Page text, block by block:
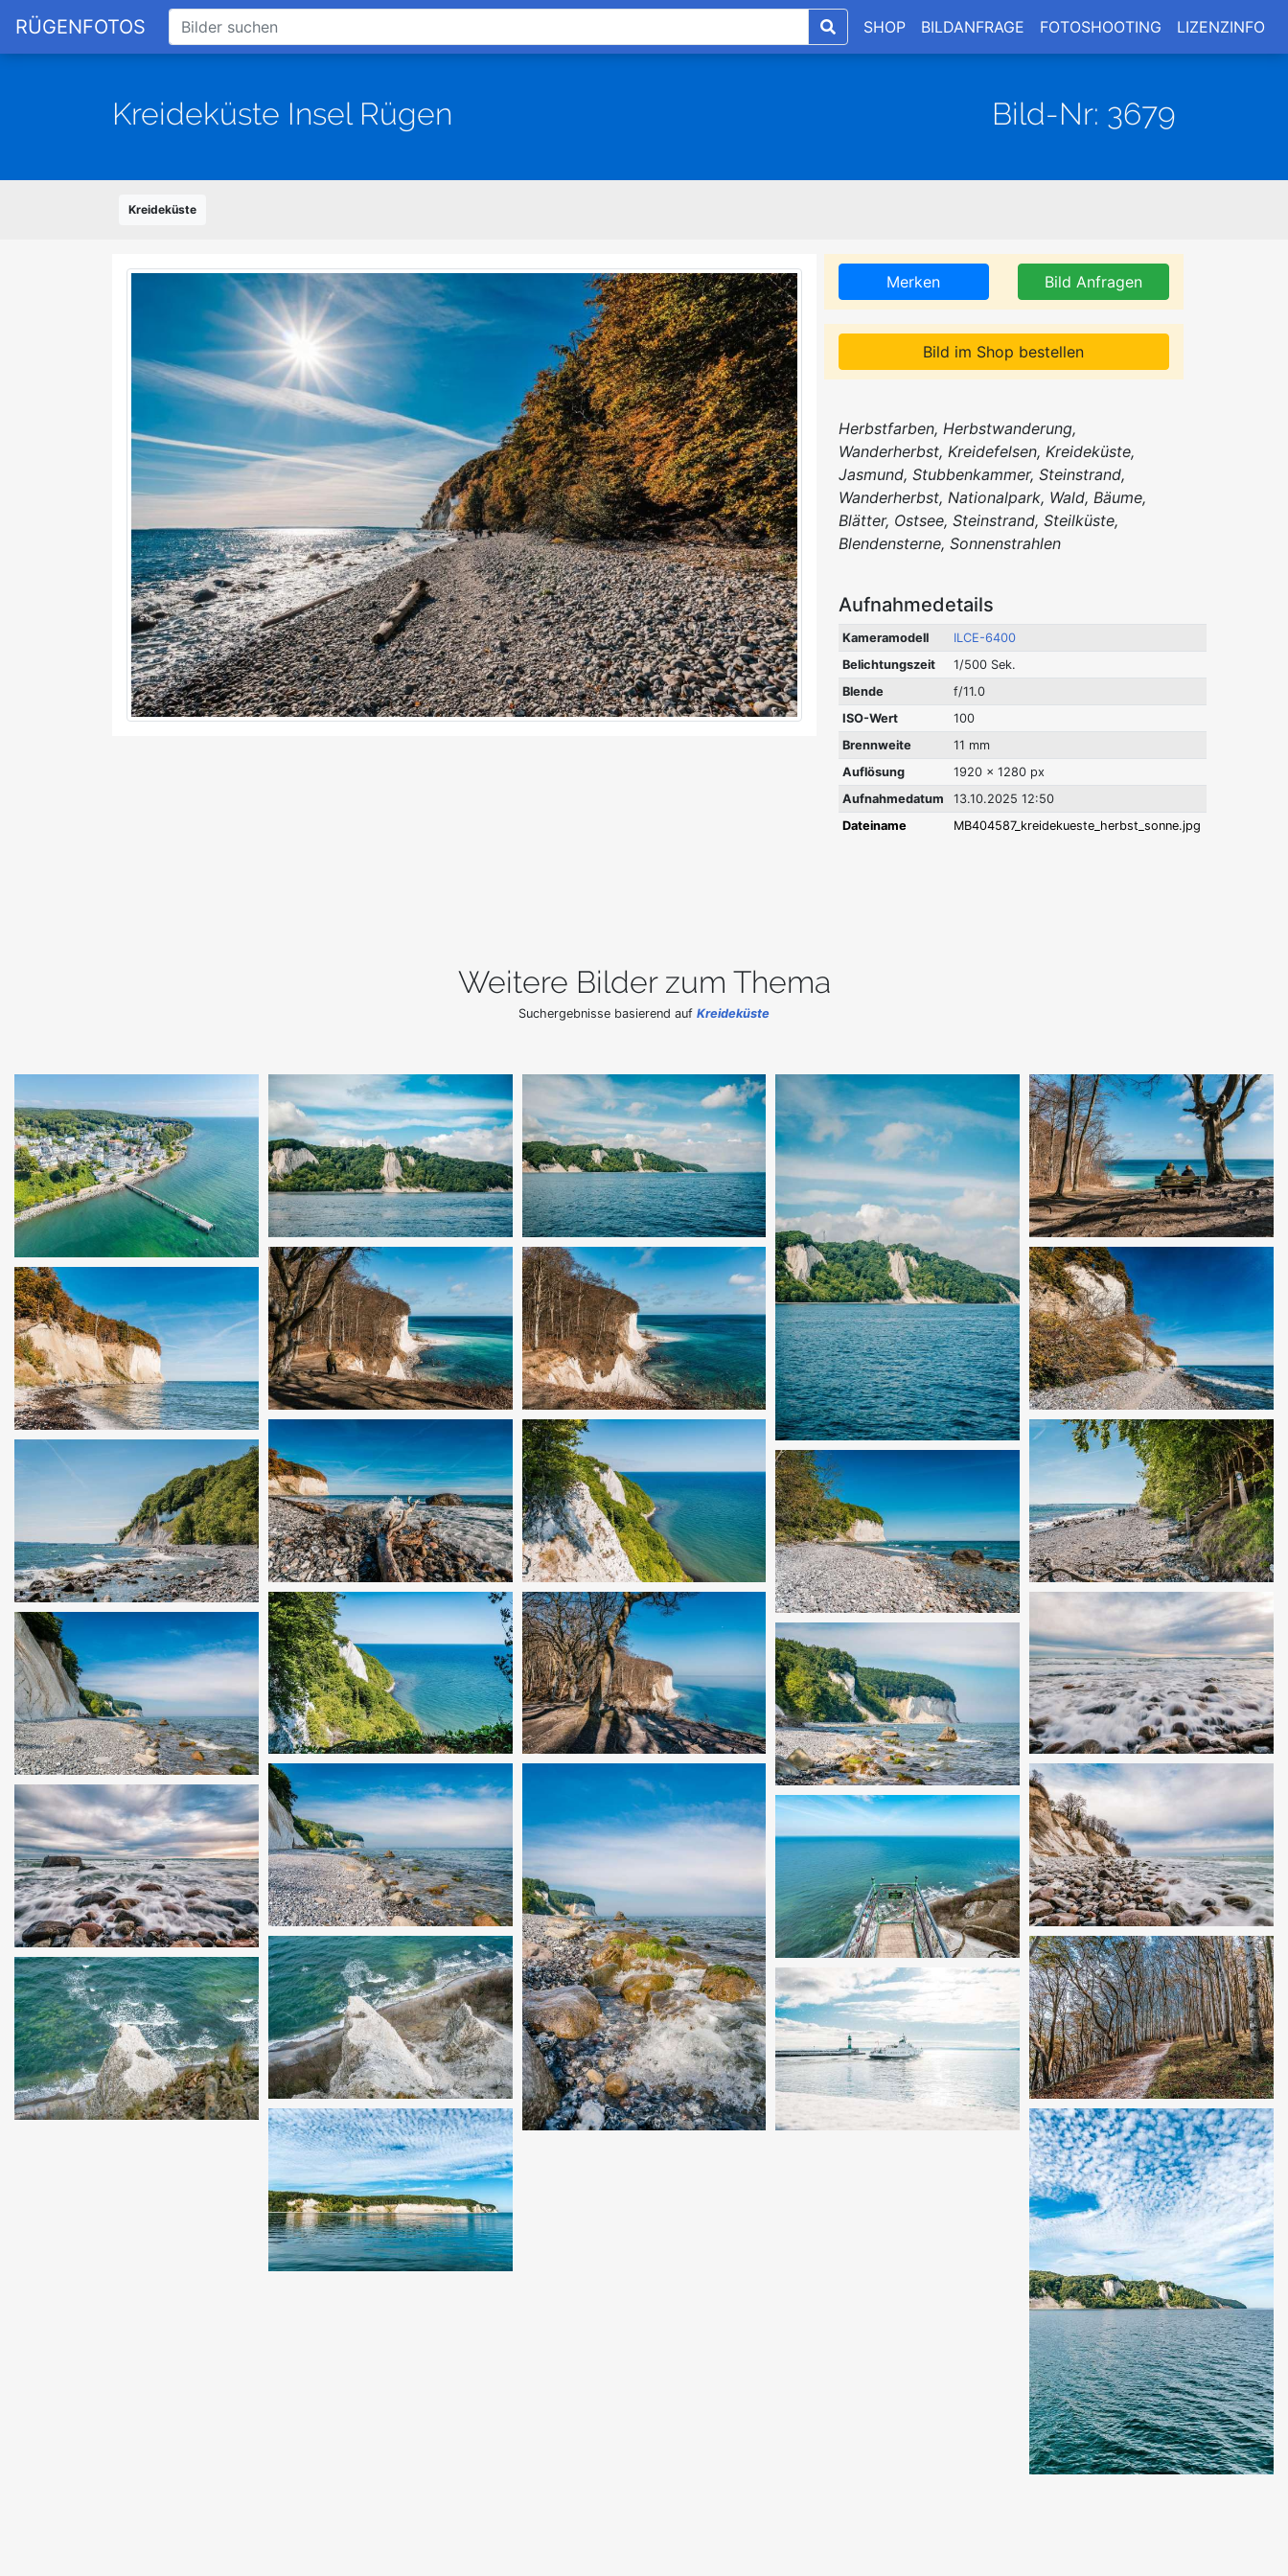
RÜGENFOTOS SHOP BILDANFRAGE FOTOSHOOTING LIZENZINFO
Kreideküste Insel Rügen Bild-Nr: 3679
Kreideküste
Merken Bild Anfragen
Bild im Shop bestellen
Herbstfarben, Herbstwanderung,
Wanderherbst, Kreidefelsen, Kreideküste,
Jasmund, Stubbenkammer, Steinstrand,
Wanderherbst, Nationalpark, Wald, Bäume,
Blätter, Ostsee, Steinstrand, Steilküste,
Blendensterne, Sonnenstrahlen
Aufnahmedetails
Kameramodell
ILCE-6400
Belichtungszeit
1/500 Sek.
Blende
f/11.0
ISO-Wert
100
Brennweite
11 mm
Auflösung
1920 x 1280 px
Aufnahmedatum
13.10.2025 12:50
Dateiname
MB404587_kreidekueste_herbst_sonne.jpg
Weitere Bilder zum Thema
Suchergebnisse basierend auf Kreideküste